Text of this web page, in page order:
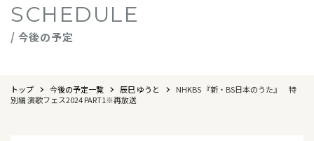
SCHEDULE
/ 今後の予定
トップ 今後の予定一覧 辰巳 ゆうと
NHKBS 『新・BS日本のうた』 特
別編 演歌フェス2024 PART1※再放送